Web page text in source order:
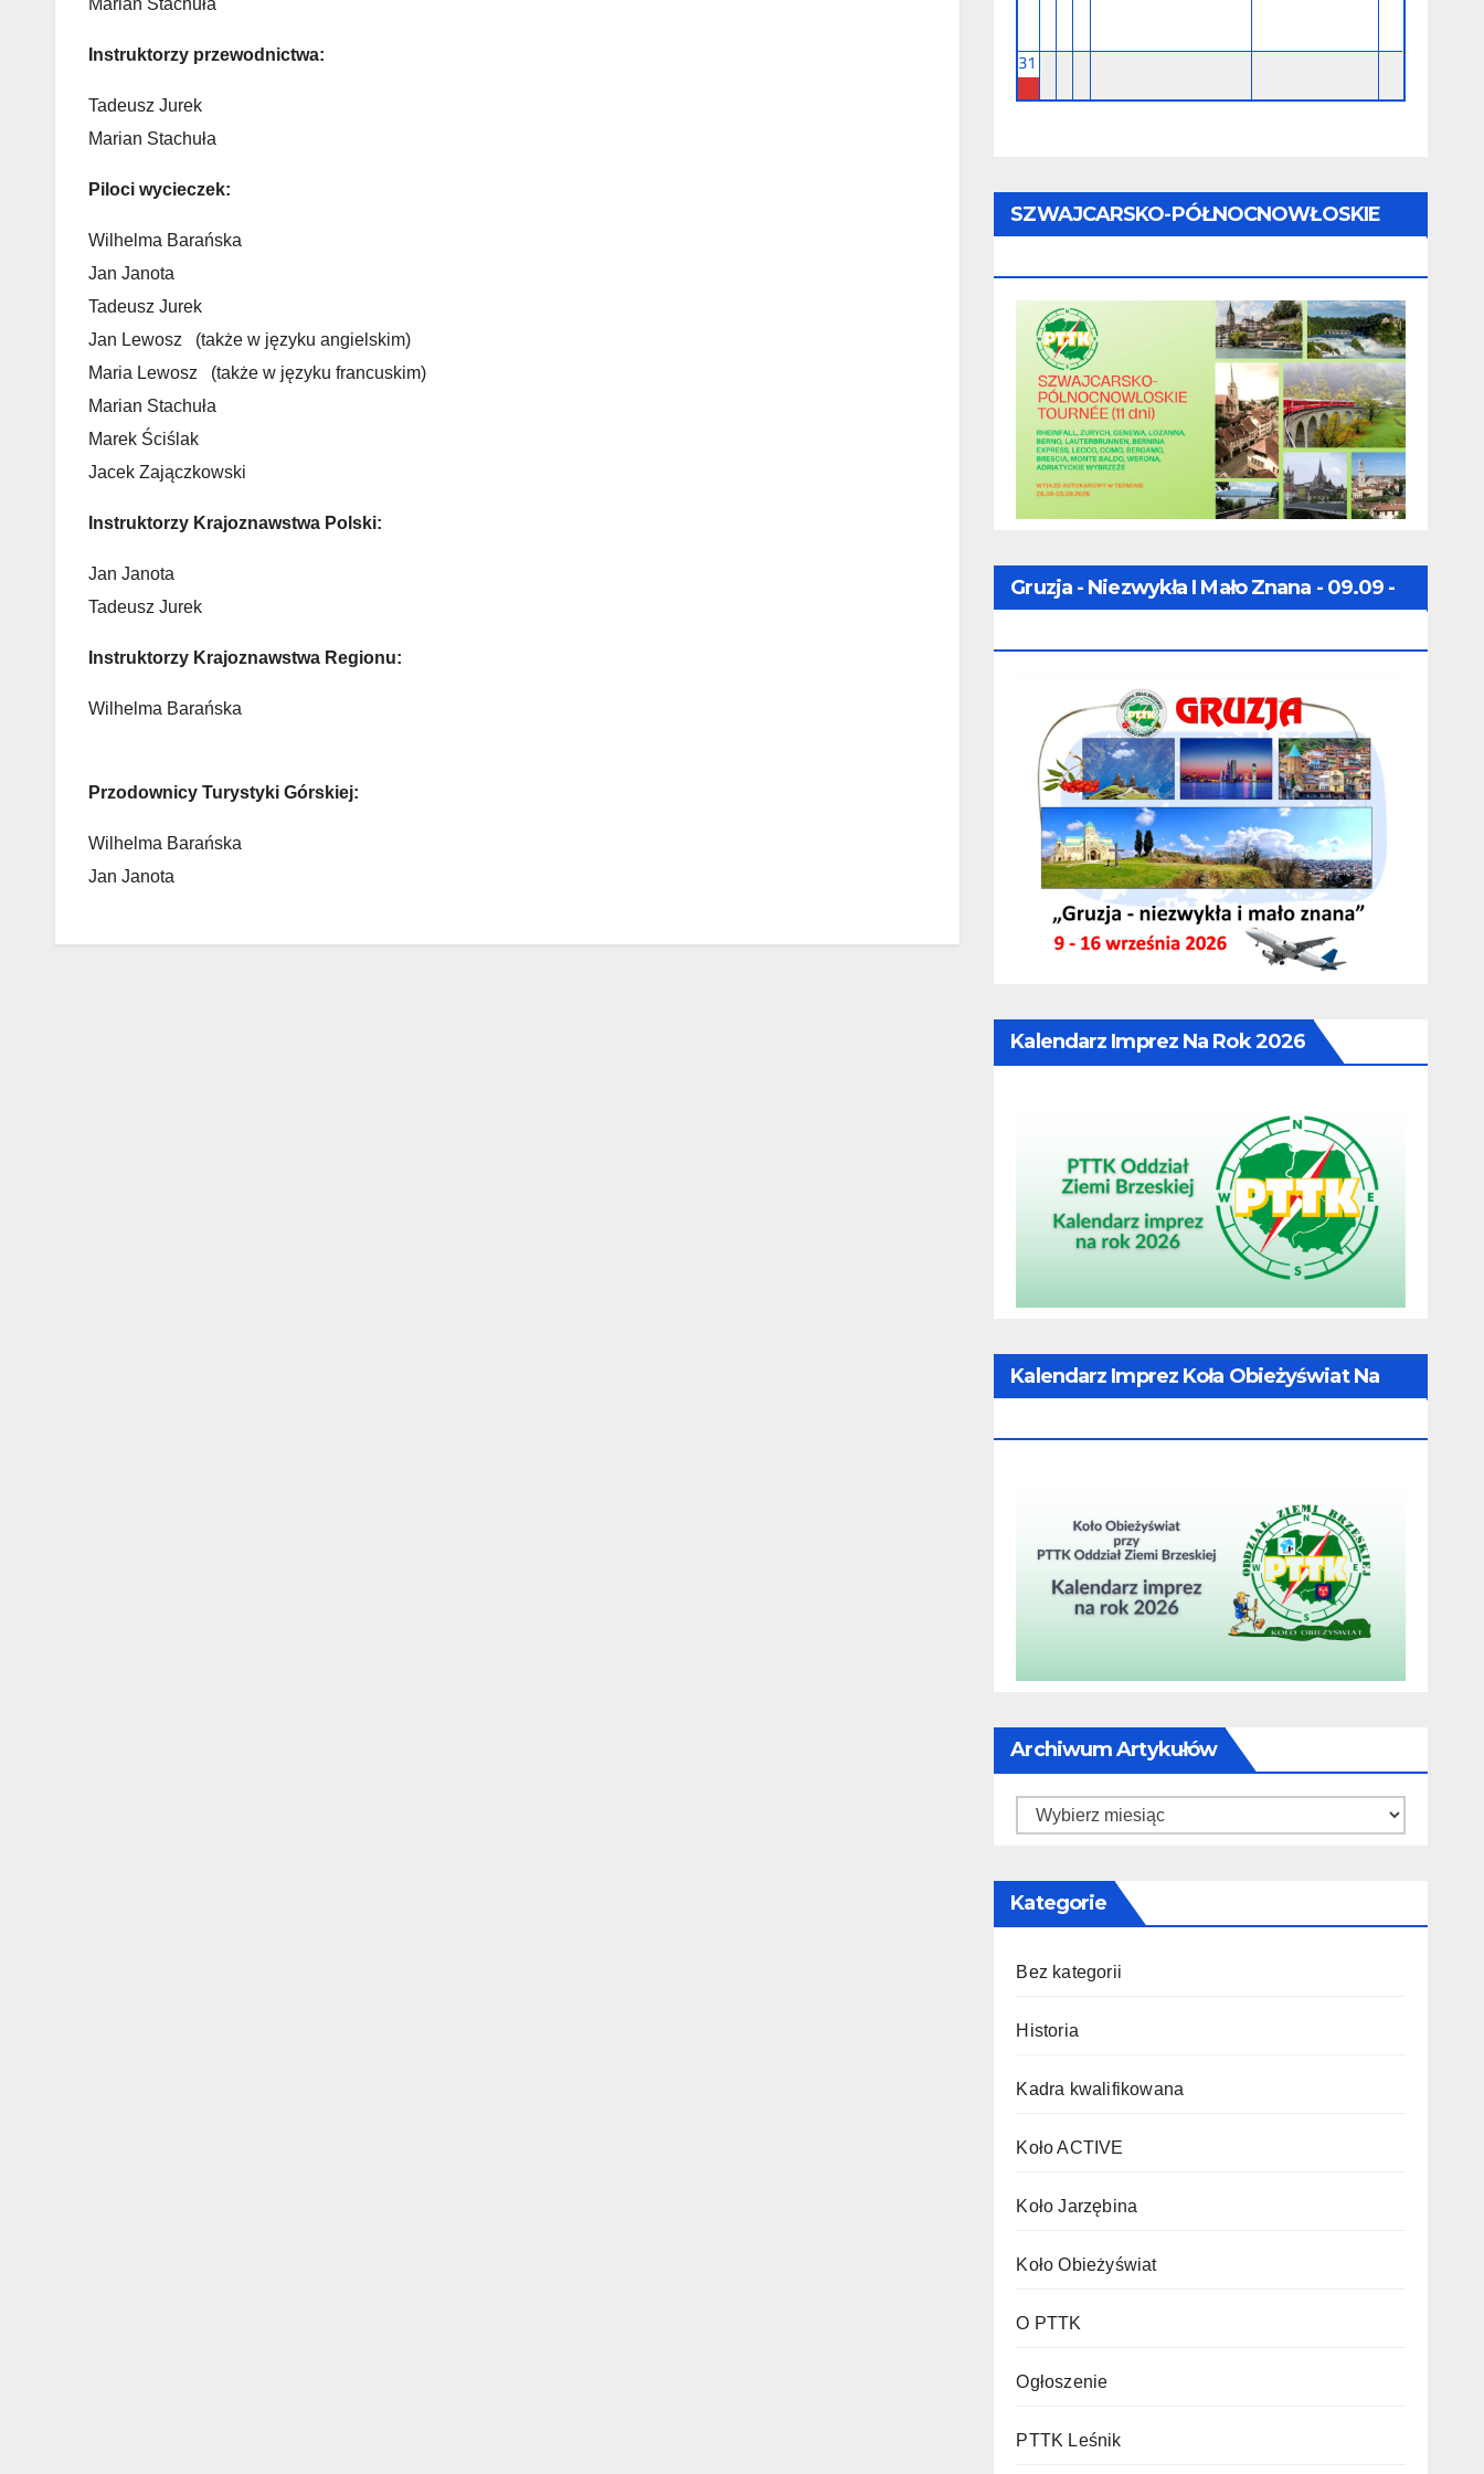
Instruktorzy przewodnictwa:
Tadeusz Jurek
Marian Stachuła
Piloci wycieczek:
Wilhelma Barańska
Jan Janota
Tadeusz Jurek
Jan Lewosz (także w języku angielskim)
Maria Lewosz (także w języku francuskim)
Marian Stachuła
Marek Ściślak
Jacek Zajączkowski
Instruktorzy Krajoznawstwa Polski:
Jan Janota
Tadeusz Jurek
Instruktorzy Krajoznawstwa Regionu:
Wilhelma Barańska
Przodownicy Turystyki Górskiej:
Wilhelma Barańska
Jan Janota
31
SZWAJCARSKO-PÓŁNOCNOWŁOSKIE
Gruzja - Niezwykła I Mało Znana - 09.09 -
Kalendarz Imprez Na Rok 2026
Kalendarz Imprez Koła Obieżyświat Na
Archiwum Artykułów
Kategorie
Bez kategorii
Historia
Kadra kwalifikowana
Koło ACTIVE
Koło Jarzębina
Koło Obieżyświat
O PTTK
Ogłoszenie
PTTK Leśnik